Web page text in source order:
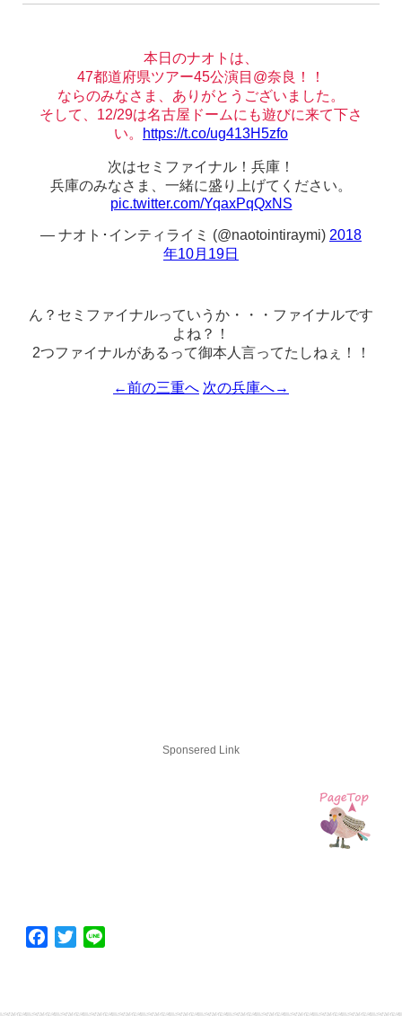
本日のナオトは、
47都道府県ツアー45公演目@奈良！！
ならのみなさま、ありがとうございました。
そして、12/29は名古屋ドームにも遊びに来て下さ
い。
https://t.co/ug413H5zfo
次はセミファイナル！兵庫！
兵庫のみなさま、一緒に盛り上げてください。
pic.twitter.com/YqaxPqQxNS
— ナオト･インティライミ (@naotointiraymi) 2018
年10月19日
ん？セミファイナルっていうか・・・ファイナルです
よね？！
2つファイナルがあるって御本人言ってたしねぇ！！
←前の三重へ 次の兵庫へ→
Sponsered Link
Facebook
Twitter